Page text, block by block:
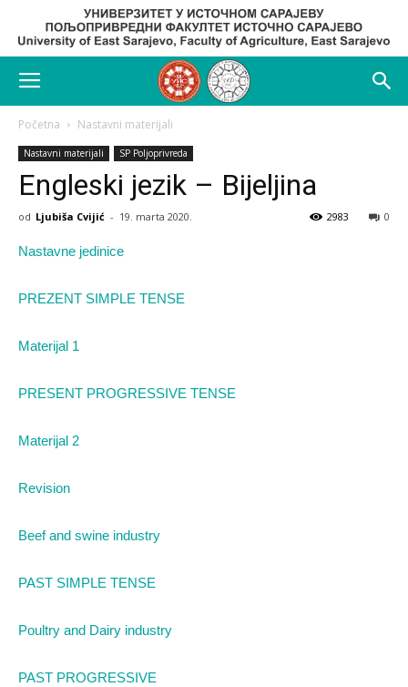
Početna Nastavni materijali
Nastavni materijali SP Poljoprivreda
Engleski jezik – Bijeljina
od Ljubiša Cvijić - 19. marta 2020. 0
2983
Nastavne jedinice
PREZENT SIMPLE TENSE
Materijal 1
PRESENT PROGRESSIVE TENSE
Materijal 2
Revision
Beef and swine industry
PAST SIMPLE TENSE
Poultry and Dairy industry
PAST PROGRESSIVE